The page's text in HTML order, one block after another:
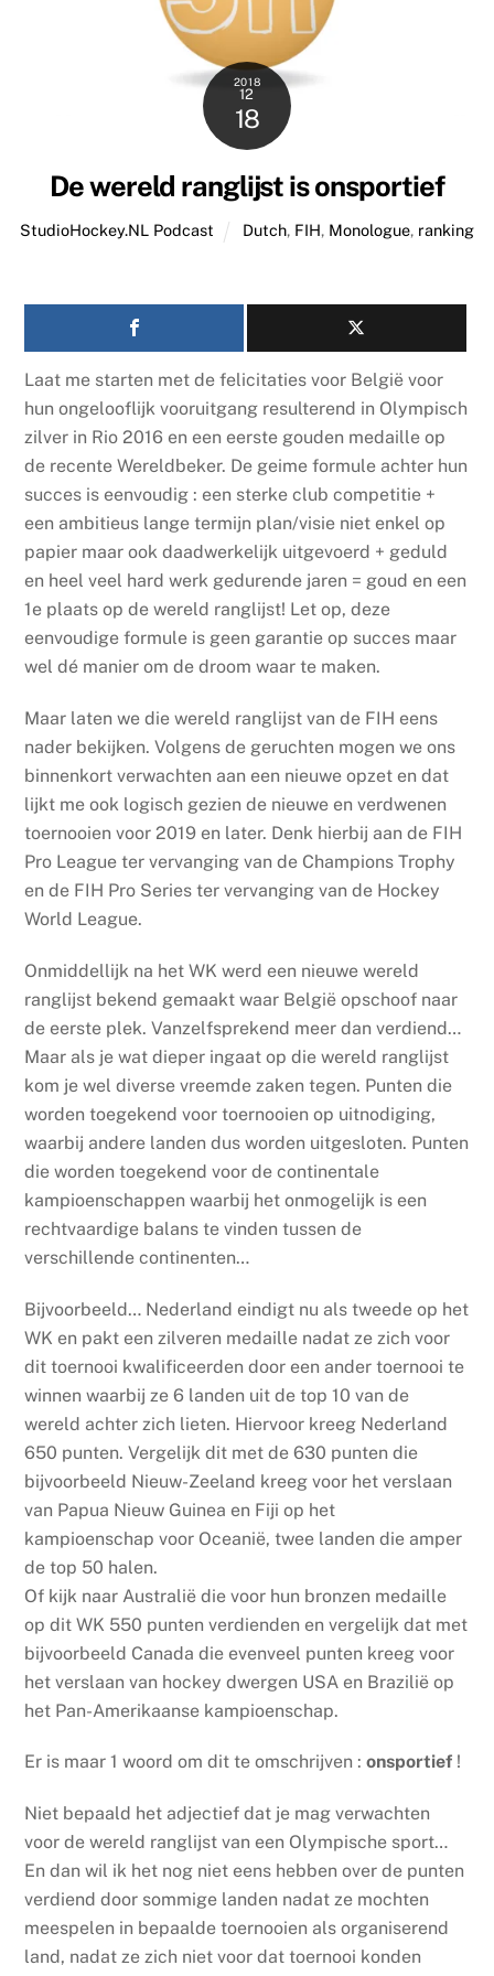
2018
12
18
De wereld ranglijst is onsportief
StudioHockey.NL Podcast Dutch, FIH, Monologue, ranking
Laat me starten met de felicitaties voor België voor
hun ongelooflijk vooruitgang resulterend in Olympisch
zilver in Rio 2016 en een eerste gouden medaille op
de recente Wereldbeker. De geime formule achter hun
succes is eenvoudig : een sterke club competitie +
een ambitieus lange termijn plan/visie niet enkel op
papier maar ook daadwerkelijk uitgevoerd + geduld
en heel veel hard werk gedurende jaren = goud en een
1e plaats op de wereld ranglijst! Let op, deze
eenvoudige formule is geen garantie op succes maar
wel dé manier om de droom waar te maken.
Maar laten we die wereld ranglijst van de FIH eens
nader bekijken. Volgens de geruchten mogen we ons
binnenkort verwachten aan een nieuwe opzet en dat
lijkt me ook logisch gezien de nieuwe en verdwenen
toernooien voor 2019 en later. Denk hierbij aan de FIH
Pro League ter vervanging van de Champions Trophy
en de FIH Pro Series ter vervanging van de Hockey
World League.
Onmiddellijk na het WK werd een nieuwe wereld
ranglijst bekend gemaakt waar België opschoof naar
de eerste plek. Vanzelfsprekend meer dan verdiend…
Maar als je wat dieper ingaat op die wereld ranglijst
kom je wel diverse vreemde zaken tegen. Punten die
worden toegekend voor toernooien op uitnodiging,
waarbij andere landen dus worden uitgesloten. Punten
die worden toegekend voor de continentale
kampioenschappen waarbij het onmogelijk is een
rechtvaardige balans te vinden tussen de
verschillende continenten…
Bijvoorbeeld… Nederland eindigt nu als tweede op het
WK en pakt een zilveren medaille nadat ze zich voor
dit toernooi kwalificeerden door een ander toernooi te
winnen waarbij ze 6 landen uit de top 10 van de
wereld achter zich lieten. Hiervoor kreeg Nederland
650 punten. Vergelijk dit met de 630 punten die
bijvoorbeeld Nieuw-Zeeland kreeg voor het verslaan
van Papua Nieuw Guinea en Fiji op het
kampioenschap voor Oceanië, twee landen die amper
de top 50 halen.
Of kijk naar Australië die voor hun bronzen medaille
op dit WK 550 punten verdienden en vergelijk dat met
bijvoorbeeld Canada die evenveel punten kreeg voor
het verslaan van hockey dwergen USA en Brazilië op
het Pan-Amerikaanse kampioenschap.
Er is maar 1 woord om dit te omschrijven :onsportief !
Niet bepaald het adjectief dat je mag verwachten
voor de wereld ranglijst van een Olympische sport…
En dan wil ik het nog niet eens hebben over de punten
verdiend door sommige landen nadat ze mochten
meespelen in bepaalde toernooien als organiserend
land, nadat ze zich niet voor dat toernooi konden